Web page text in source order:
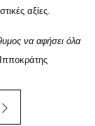
αξίες.
να αφήσει όλα